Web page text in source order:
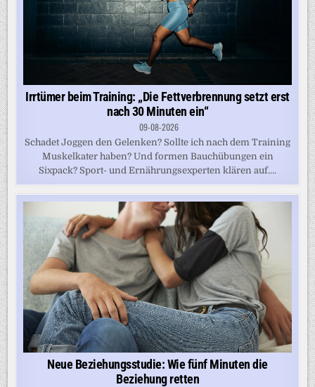
Irrtümer beim Training: „Die Fettverbrennung setzt erst
nach 30 Minuten ein“
09-08-2026
Schadet Joggen den Gelenken? Sollte ich nach dem Training
Muskelkater haben? Und formen Bauchübungen ein
Sixpack? Sport- und Ernährungsexperten klären auf....
Neue Beziehungsstudie: Wie fünf Minuten die
Beziehung retten